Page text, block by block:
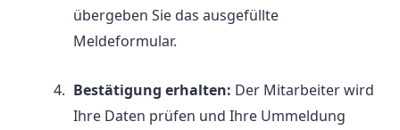
übergeben Sie das ausgefüllte
Meldeformular.
Bestätigung erhalten: Der Mitarbeiter wird
Ihre Daten prüfen und Ihre Ummeldung